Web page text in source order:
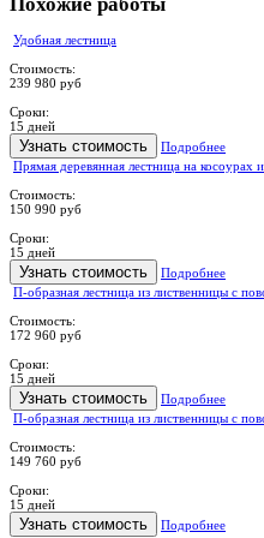
Удобная лестница
Стоимость:
239 980 руб
Сроки:
15 дней
Узнать стоимость
Подробнее
Прямая деревянная лестница на косоурах
Стоимость:
150 990 руб
Сроки:
15 дней
Узнать стоимость
Подробнее
П-образная лестница из лиственницы с
Стоимость:
172 960 руб
Сроки:
15 дней
Узнать стоимость
Подробнее
П-образная лестница из лиственницы с
Стоимость:
149 760 руб
Сроки:
15 дней
Узнать стоимость
Подробнее